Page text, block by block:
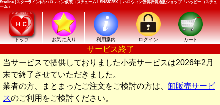
Starline (スターライン)のハロウィン仮装コスチューム LSNS8025X ｜ハロウィン仮装衣装通販ショップ「ハッピーコスチュ
ーム」
トップ お気に入り 利用案内 ログイン カート
サービス終了
当サービスで提供しておりました小売サービスは2026年2月
末で終了させていただきました。
業者の方、まとまったご注文をご検討の方は、 卸販売サービ
スのご利用をご検討ください。